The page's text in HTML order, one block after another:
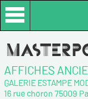
AFFICHES
GALERIE ESTAMPE
16 rue choron 75009